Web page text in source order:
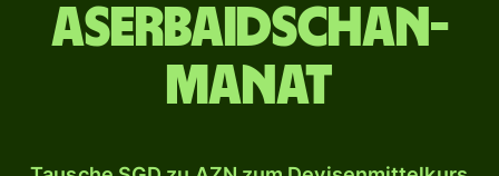
Aserbaidschan-
Manat